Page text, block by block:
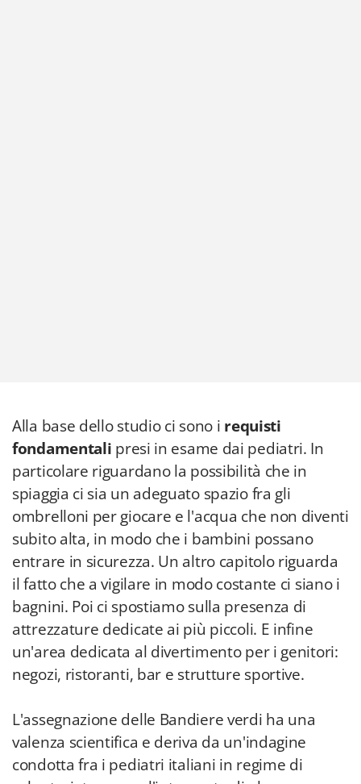
Alla base dello studio ci sono i requisti
fondamentali presi in esame dai pediatri. In
particolare riguardano la possibilità che in
spiaggia ci sia un adeguato spazio fra gli
ombrelloni per giocare e l'acqua che non diventi
subito alta, in modo che i bambini possano
entrare in sicurezza. Un altro capitolo riguarda
il fatto che a vigilare in modo costante ci siano i
bagnini. Poi ci spostiamo sulla presenza di
attrezzature dedicate ai più piccoli. E infine
un'area dedicata al divertimento per i genitori:
negozi, ristoranti, bar e strutture sportive.
L'assegnazione delle Bandiere verdi ha una
valenza scientifica e deriva da un'indagine
condotta fra i pediatri italiani in regime di